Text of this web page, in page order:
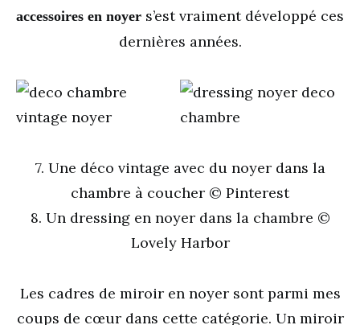
accessoires en noyer s’est vraiment développé ces
dernières années.
7. Une déco vintage avec du noyer dans la
chambre à coucher © Pinterest
8. Un dressing en noyer dans la chambre ©
Lovely Harbor
Les cadres de miroir en noyer sont parmi mes
coups de cœur dans cette catégorie. Un miroir